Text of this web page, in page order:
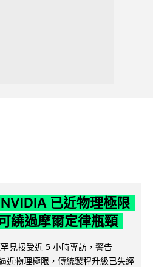
已近物理極限
繞過摩爾定律瓶頸
見接受近 5 小時專訪，警告
近物理極限，傳統製程升級已失經